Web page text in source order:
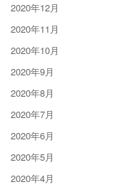
2020年12月
2020年11月
2020年10月
2020年9月
2020年8月
2020年7月
2020年6月
2020年5月
2020年4月